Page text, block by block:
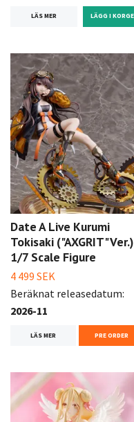
LÄS MER
Date A Live Kurumi
Tokisaki ("AXGRIT" Ver.)
1/7 Scale Figure
4 499 SEK
Beräknat releasedatum:
2026-11
LÄS MER PRE ORDER